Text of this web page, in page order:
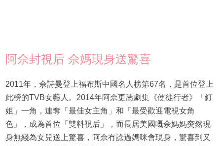
阿佘封視后 佘媽現身送驚喜
2011年，佘詩曼登上福布斯中國名人榜第67名，是首位登上
此榜的TVB女藝人。2014年阿佘更憑劇集《使徒行者》「釘
姐」一角，連奪「最佳女主角」和「最受歡迎電視女角
色」，成為首位「雙料視后」，而長居美國嘅佘媽媽突然現
身無綫為女兒送上驚喜，阿佘冇諗過媽咪會現身，驚喜到又